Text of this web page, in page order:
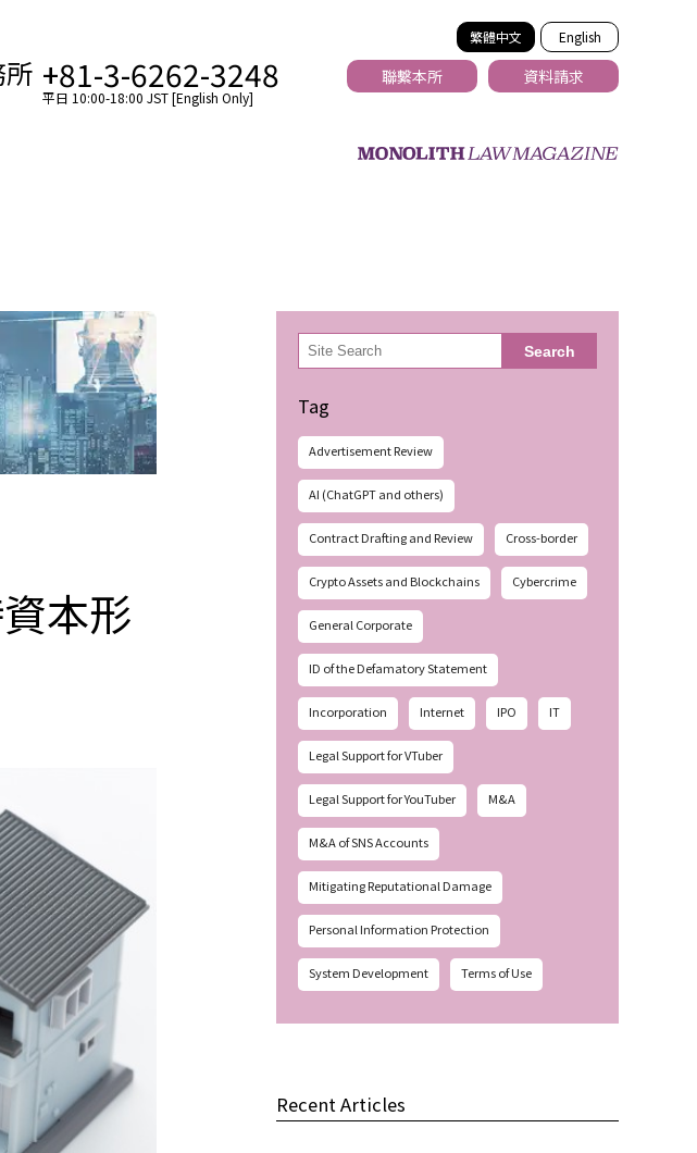
繁體中文 English
所 +81-3-6262-3248
平日 10:00-18:00 JST [English Only]
聯繫本所 資料請求
本形
検
索 Search
Tag
Advertisement Review
AI (ChatGPT and others)
Contract Drafting and Review Cross-border
Crypto Assets and Blockchains Cybercrime
General Corporate
ID of the Defamatory Statement
Incorporation Internet IPO IT
Legal Support for VTuber
Legal Support for YouTuber M&A
M&A of SNS Accounts
Mitigating Reputational Damage
Personal Information Protection
System Development Terms of Use
Recent Articles